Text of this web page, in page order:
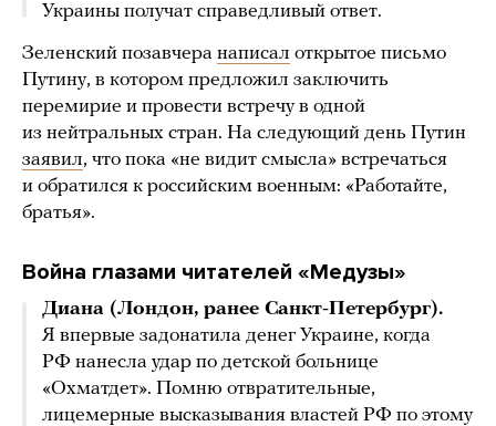
Украины получат справедливый ответ.
Зеленский позавчера написал открытое письмо
Путину, в котором предложил заключить
перемирие и провести встречу в одной
из нейтральных стран. На следующий день Путин
заявил, что пока «не видит смысла» встречаться
и обратился к российским военным: «Работайте,
братья».
Война глазами читателей «Медузы»
Диана (Лондон, ранее Санкт-Петербург).
Я впервые задонатила денег Украине, когда
РФ нанесла удар по детской больнице
«Охматдет». Помню отвратительные,
лицемерные высказывания властей РФ по этому